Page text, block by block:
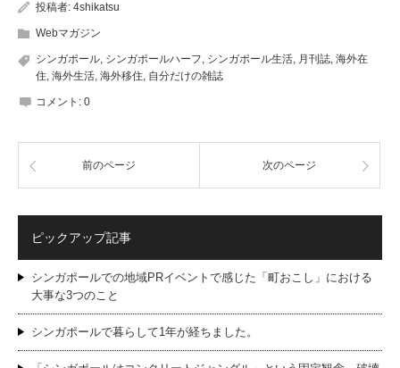
投稿者: 4shikatsu
Webマガジン
シンガポール, シンガポールハーフ, シンガポール生活, 月刊誌, 海外在
住, 海外生活, 海外移住, 自分だけの雑誌
コメント: 0
前のページ 次のページ
ピックアップ記事
シンガポールでの地域PRイベントで感じた「町おこし」における
大事な3つのこと
シンガポールで暮らして1年が経ちました。